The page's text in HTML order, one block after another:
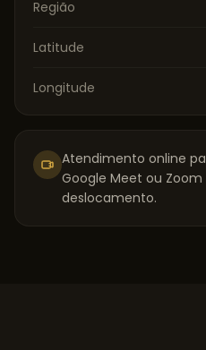
Região
Latitude
Longitude
Atendimento online
Google Meet ou
deslocamento.